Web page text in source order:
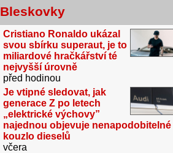
Bleskovky
Cristiano Ronaldo ukázal
svou sbírku superaut, je to
miliardové hračkářství té
nejvyšší úrovně
před hodinou
Je vtipné sledovat, jak
generace Z po letech
„elektrické výchovy”
najednou objevuje nenapodobitelné
kouzlo dieselů
včera